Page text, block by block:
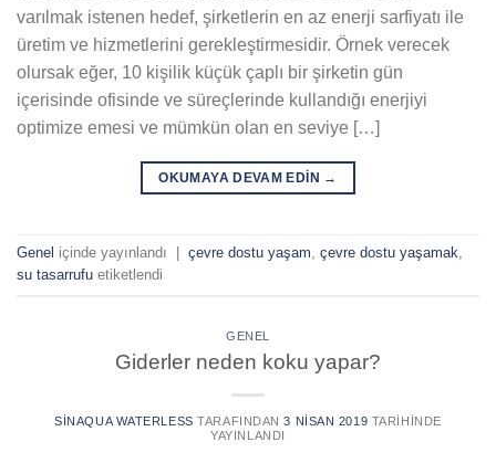
varılmak istenen hedef, şirketlerin en az enerji sarfiyatı ile
üretim ve hizmetlerini gerekleştirmesidir. Örnek verecek
olursak eğer, 10 kişilik küçük çaplı bir şirketin gün
içerisinde ofisinde ve süreçlerinde kullandığı enerjiyi
optimize emesi ve mümkün olan en seviye […]
OKUMAYA DEVAM EDIN →
Genel içinde yayınlandı çevre dostu yaşam, çevre dostu yaşamak,
su tasarrufu etiketlendi
GENEL
Giderler neden koku yapar?
SINAQUA WATERLESS TARAFINDAN 3 NISAN 2019 TARIHINDE
YAYINLANDI